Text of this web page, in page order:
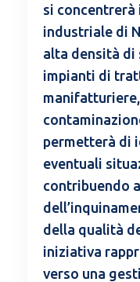
si concentrerà
industriale di
alta densità di
impianti di
permetterà di
eventuali
contribuendo
della qualità
iniziativa
verso una